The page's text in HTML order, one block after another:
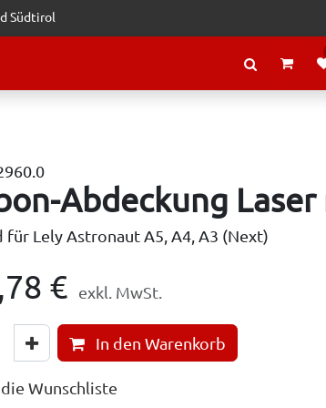
Südtirol
ÜBER LELY
Abdeckung
für Lely Astronaut A5, A4, A3 (Next)
€ exkl. MwSt.
In den Warenkorb
Wunschliste